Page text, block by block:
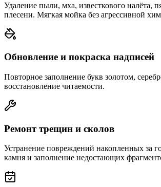
Удаление пыли, мха, известкового налёта,
плесени. Мягкая мойка без агрессивной
Обновление и покраска надписей
Повторное заполнение букв золотом,
восстановление читаемости.
Ремонт трещин и сколов
Устранение повреждений накопленных за
камня и заполнение недостающих